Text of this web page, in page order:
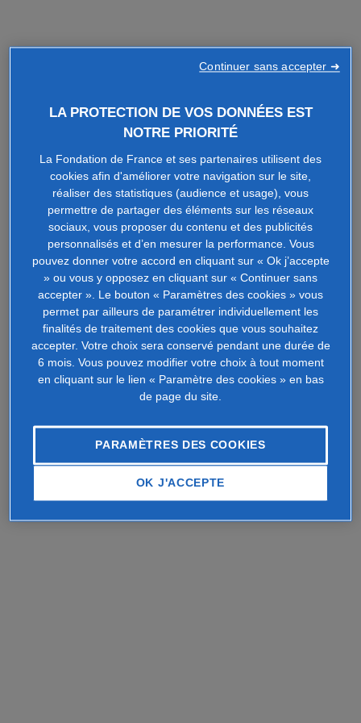
LA PROTECTION DE VOS DONNÉES EST
NOTRE PRIORITÉ
La Fondation de France et ses partenaires utilisent des
cookies afin d'améliorer votre navigation sur le site,
réaliser des statistiques (audience et usage), vous
permettre de partager des éléments sur les réseaux
sociaux, vous proposer du contenu et des publicités
personnalisés et d’en mesurer la performance. Vous
pouvez donner votre accord en cliquant sur « Ok j’accepte
» ou vous y opposez en cliquant sur « Continuer sans
accepter ». Le bouton « Paramètres des cookies » vous
permet par ailleurs de paramétrer individuellement les
finalités de traitement des cookies que vous souhaitez
accepter. Votre choix sera conservé pendant une durée de
6 mois. Vous pouvez modifier votre choix à tout moment
en cliquant sur le lien « Paramètre des cookies » en bas
de page du site.
PARAMÈTRES DES COOKIES
OK J'ACCEPTE
Continuer sans accepter ➜